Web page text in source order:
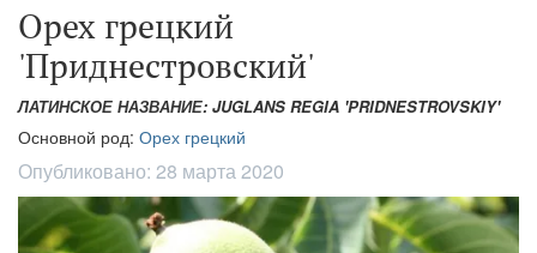
Орех грецкий
'Приднестровский'
ЛАТИНСКОЕ НАЗВАНИЕ: JUGLANS REGIA 'PRIDNESTROVSKIY'
Основной род: Орех грецкий
Опубликовано: 28 марта 2020